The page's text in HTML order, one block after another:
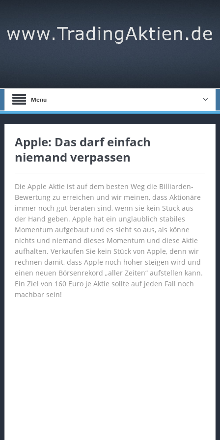
Menu
Apple: Das darf einfach
niemand verpassen
Die Apple Aktie ist auf dem besten Weg die Billiarden-
Bewertung zu erreichen und wir meinen, dass Aktionäre
immer noch gut beraten sind, wenn sie kein Stück aus
der Hand geben. Apple hat ein unglaublich stabiles
Momentum aufgebaut und es sieht so aus, als könne
nichts und niemand dieses Momentum und diese Aktie
aufhalten. Verkaufen Sie kein Stück von Apple, denn wir
rechnen damit, dass Apple noch höher steigen wird und
einen neuen Börsenrekord „aller Zeiten“ aufstellen kann.
Ein Ziel von 160 Euro je Aktie sollte auf jeden Fall noch
machbar sein!